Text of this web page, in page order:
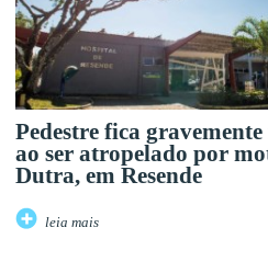
Pedestre fica
ao ser atropelado por
Dutra, em Resende
leia mais